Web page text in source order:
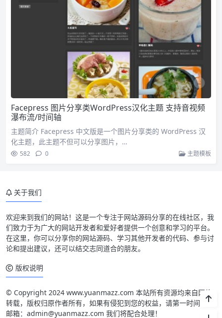
Facepress 图片分享类WordPress汉化主题 支持音视频
瀑布流/时间轴
主题简介 Facepress 中文版是一个图片分享类的 WordPress 汉
化主题，此主题不但可以分享图片，…
582 0 主题模板
关于我们
欢迎来到我们的网站！这是一个专注于网站源码分享的在线社区，我
们致力于为广大的网站开发者和爱好者提供一个创意和学习的平台。
在这里，你可以分享你的网站源码、学习其他开发者的代码、参与讨
论和提出建议，还可以结交志同道合的朋友。
版权说明
© Copyright 2024 www.yuanmazz.com 本站所有资源均来自网络
转载，版权归原作者所有，如果有侵犯到您的权益，请第一时间联系
邮箱：admin@yuanmazz.com 我们将配合处理！